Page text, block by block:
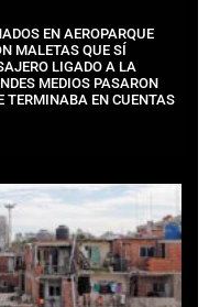
EN AEROPARQUE
MALETAS QUE SÍ
LIGADO A LA
MEDIOS PASARON
TERMINABA EN CUENTAS